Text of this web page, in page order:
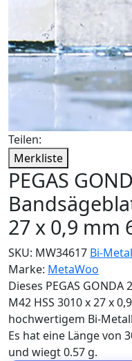
Teilen:
Merkliste
PEGAS
27 x 0,9 mm
SKU: MW34617 Bi-
Marke: MetaWoo
Dieses PEGAS
M42 HSS 3010 x 27 x
hochwertigem Bi-
Es hat eine Länge von
und wiegt 0.57 g.